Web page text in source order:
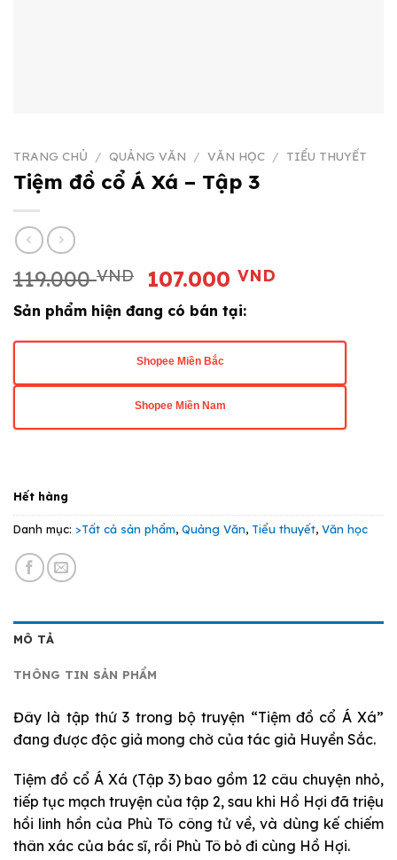
TRANG CHỦ / QUẢNG VĂN / VĂN HỌC / TIỂU THUYẾT
Tiệm đồ cổ Á Xá – Tập 3
119.000VND
Giá
gốc
là:
119.000 VND.
107.000VND
là:
Sản phẩm hiện đang có bán tại:
Shopee Miền Bắc
Shopee Miền Nam
Hết hàng
Danh mục: >Tất cả sản phẩm, Quảng Văn, Tiểu thuyết, Văn học
MÔ TẢ
THÔNG TIN SẢN PHẨM
Đây là tập thứ 3 trong bộ truyện “Tiệm đồ cổ Á Xá”
đang được độc giả mong chờ của tác giả Huyền Sắc.
Tiệm đồ cổ Á Xá (Tập 3) bao gồm 12 câu chuyện nhỏ,
tiếp tục mạch truyện của tập 2, sau khi Hồ Hợi đã triệu
hồi linh hồn của Phù Tô công tử về, và dùng kế chiếm
thân xác của bác sĩ, rồi Phù Tô bỏ đi cùng Hồ Hợi.